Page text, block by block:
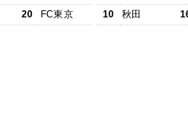
20 FC東京
10
秋田